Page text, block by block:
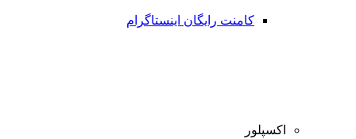
کامنت رایگان اینستاگرام
اکسپلور